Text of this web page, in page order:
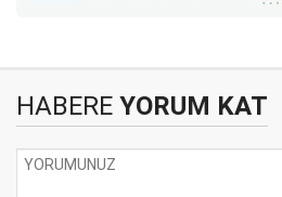
HABERE YORUM KAT